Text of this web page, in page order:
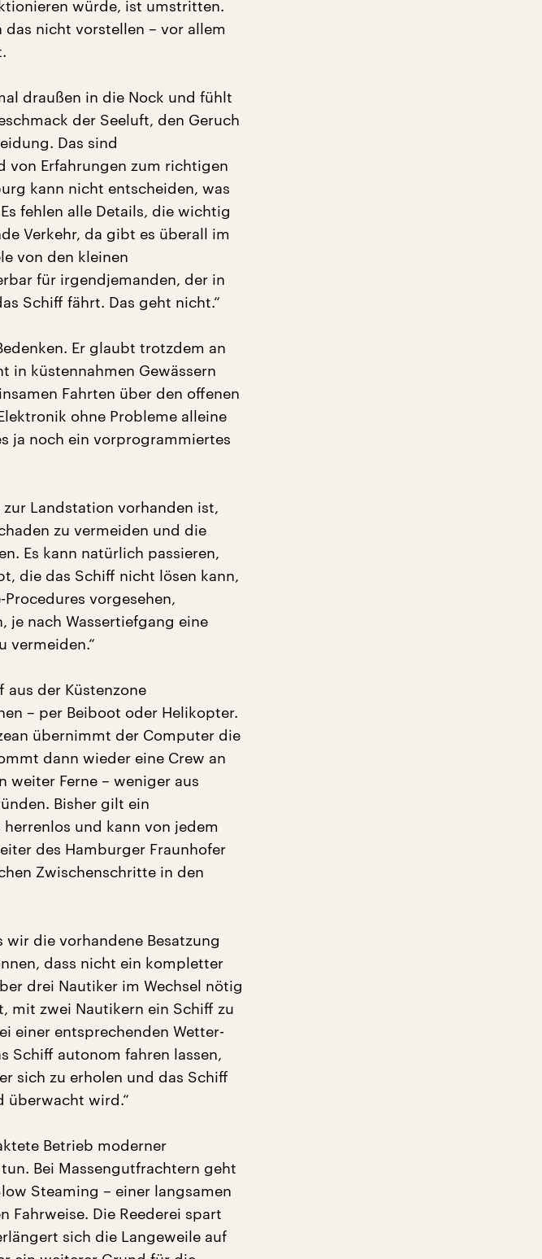
würde, ist umstritten.
das nicht vorstellen – vor allem
draußen in die Nock und fühlt
der Seeluft, den Geruch
Das sind
von Erfahrungen zum richtigen
kann nicht entscheiden, was
fehlen alle Details, die wichtig
Verkehr, da gibt es überall im
von den kleinen
für irgendjemanden, der in
Schiff fährt. Das geht nicht.“
Er glaubt trotzdem an
in küstennahmen Gewässern
Fahrten über den offenen
ohne Probleme alleine
ja noch ein vorprogrammiertes
Landstation vorhanden ist,
zu vermeiden und die
Es kann natürlich passieren,
die das Schiff nicht lösen kann,
vorgesehen,
je nach Wassertiefgang eine
vermeiden.“
aus der Küstenzone
– per Beiboot oder Helikopter.
übernimmt der Computer die
dann wieder eine Crew an
weiter Ferne – weniger aus
Bisher gilt ein
und kann von jedem
des Hamburger Fraunhofer
Zwischenschritte in den
wir die vorhandene Besatzung
dass nicht ein kompletter
drei Nautiker im Wechsel nötig
mit zwei Nautikern ein Schiff zu
einer entsprechenden Wetter-
Schiff autonom fahren lassen,
sich zu erholen und das Schiff
überwacht wird.“
Betrieb moderner
Bei Massengutfrachtern geht
Steaming – einer langsamen
Die Reederei spart
sich die Langeweile auf